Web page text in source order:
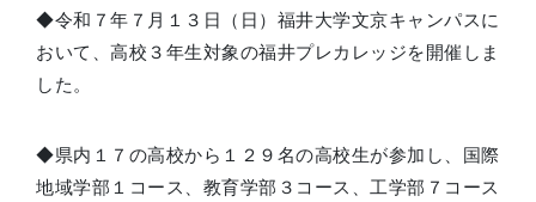
◆令和７年７月１３日（日）福井大学文京キャンパスに
おいて、高校３年生対象の福井プレカレッジを開催しま
した。
◆県内１７の高校から１２９名の高校生が参加し、国際
地域学部１コース、教育学部３コース、工学部７コース